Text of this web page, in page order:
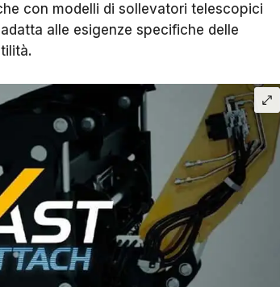
con modelli di sollevatori telescopici
alle esigenze specifiche delle